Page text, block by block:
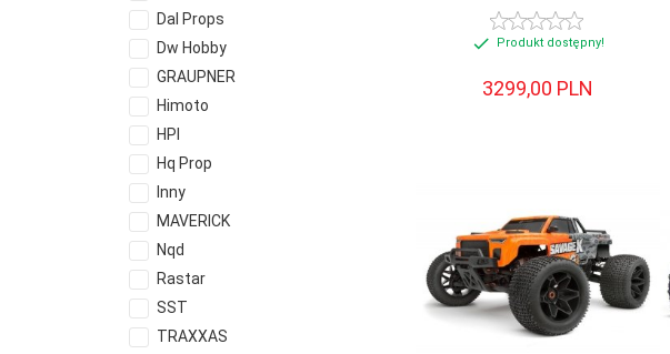
Dal Props
Dw Hobby
GRAUPNER
Himoto
HPI
Hq Prop
Inny
MAVERICK
Nqd
Rastar
SST
TRAXXAS
Produkt dostępny!
3299,00 PLN